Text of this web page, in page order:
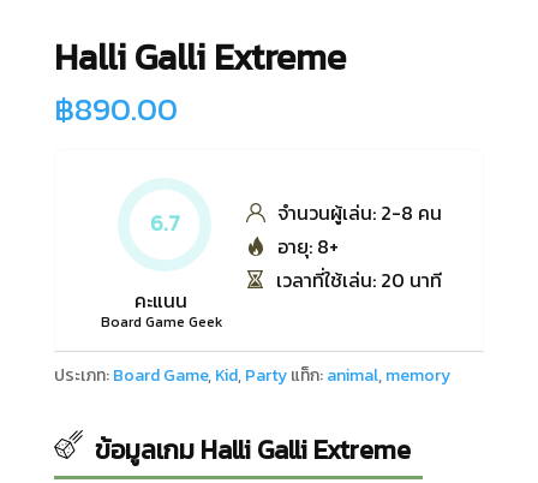
Halli Galli Extreme
฿890.00
6.7
คะแนน
Board Game Geek
จำนวนผู้เล่น: 2-8 คน
อายุ: 8+
เวลาที่ใช้เล่น: 20 นาที
ประเภท:Board Game,Kid,Party แท็ก:animal,memory
ข้อมูลเกม Halli Galli Extreme